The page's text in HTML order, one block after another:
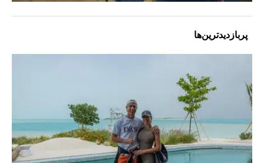
پربازدیدترین‌ها